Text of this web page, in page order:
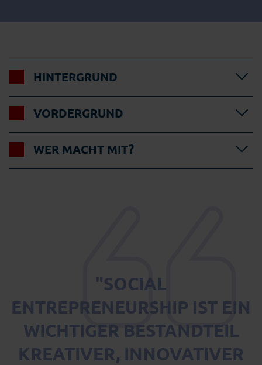
HINTERGRUND
VORDERGRUND
WER MACHT MIT?
"SOCIAL
ENTREPRENEURSHIP IST EIN
WICHTIGER BESTANDTEIL
KREATIVER, INNOVATIVER